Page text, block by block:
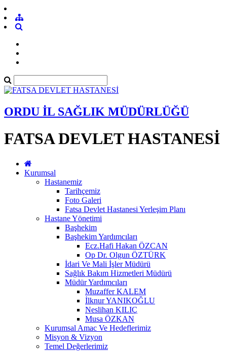
ORDU İL SAĞLIK MÜDÜRLÜĞÜ
FATSA DEVLET HASTANESİ
Kurumsal
Hastanemiz
Tarihçemiz
Foto Galeri
Fatsa Devlet Hastanesi Yerleşim Planı
Hastane Yönetimi
Başhekim
Başhekim Yardımcıları
Ecz.Hafi Hakan ÖZCAN
Op Dr. Olgun ÖZTÜRK
İdari Ve Mali İşler Müdürü
Sağlık Bakım Hizmetleri Müdürü
Müdür Yardımcıları
Muzaffer KALEM
İlknur YANIKOĞLU
Neslihan KILIÇ
Musa ÖZKAN
Kurumsal Amac Ve Hedeflerimiz
Misyon & Vizyon
Temel Değerlerimiz